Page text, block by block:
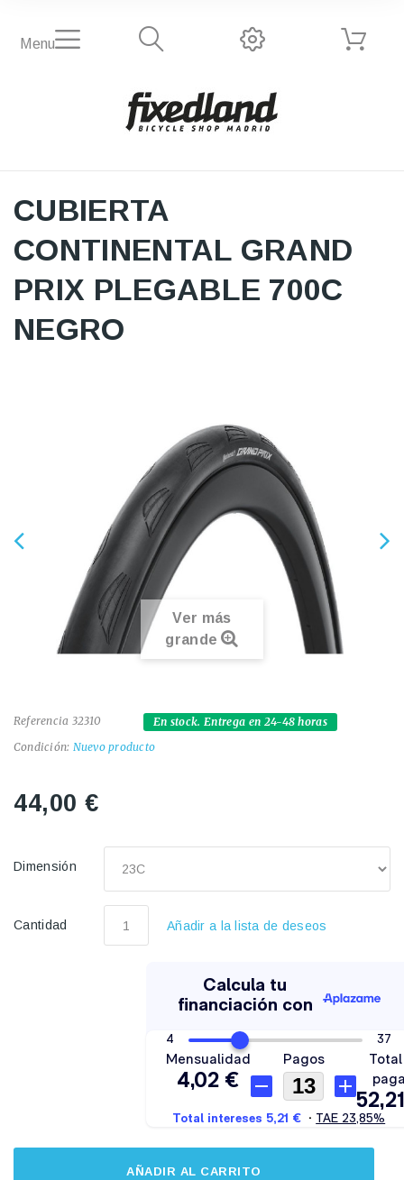
Menu
CUBIERTA
CONTINENTAL GRAND
PRIX PLEGABLE 700C
NEGRO
Ver más
grande
Referencia 32310
Condición: Nuevo producto
En stock. Entrega en 24-48 horas
44,00 €
Dimensión
Cantidad Añadir a la lista de deseos
AÑADIR AL CARRITO